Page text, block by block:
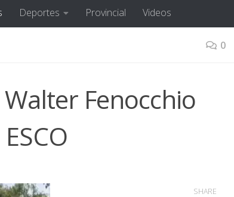
Deportes Provincial Videos
0
Fenocchio
SHARE